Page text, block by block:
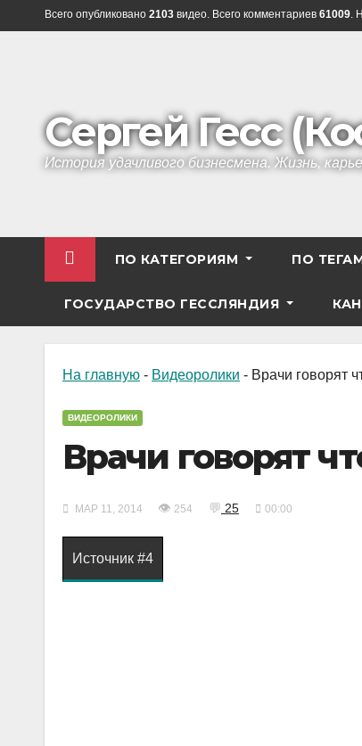
ПерейтиВсего опубликовано 2103 видео. Всего комментариев 61009.
Сергей Гесс
История удачливого бизнесмена. Жизнь,
ПО КАТЕГОРИЯМ ПО
ГОСУДАРСТВО ГЕССЛЯНДИЯ
На главную - Видеоролики - Врачи говорят
ВИДЕОРОЛИКИ
Врачи говорят
МАР 11, 2014 👁 254 💬 25 00:00
Источник #4